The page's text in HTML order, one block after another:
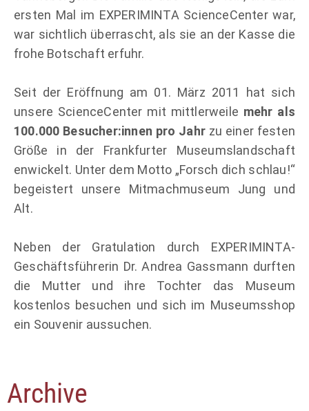
ersten Mal im EXPERIMINTA ScienceCenter war,
war sichtlich überrascht, als sie an der Kasse die
frohe Botschaft erfuhr.
Seit der Eröffnung am 01. März 2011 hat sich
unsere ScienceCenter mit mittlerweile mehr als
100.000 Besucher:innen pro Jahr zu einer festen
Größe in der Frankfurter Museumslandschaft
enwickelt. Unter dem Motto „Forsch dich schlau!“
begeistert unsere Mitmachmuseum Jung und
Alt.
Neben der Gratulation durch EXPERIMINTA-
Geschäftsführerin Dr. Andrea Gassmann durften
die Mutter und ihre Tochter das Museum
kostenlos besuchen und sich im Museumsshop
ein Souvenir aussuchen.
Archive